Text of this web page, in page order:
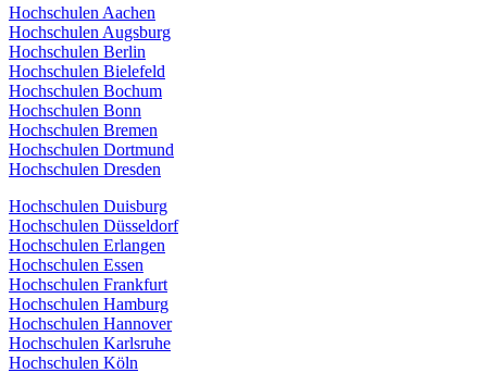
Hochschulen Aachen
Hochschulen Augsburg
Hochschulen Berlin
Hochschulen Bielefeld
Hochschulen Bochum
Hochschulen Bonn
Hochschulen Bremen
Hochschulen Dortmund
Hochschulen Dresden
Hochschulen Duisburg
Hochschulen Düsseldorf
Hochschulen Erlangen
Hochschulen Essen
Hochschulen Frankfurt
Hochschulen Hamburg
Hochschulen Hannover
Hochschulen Karlsruhe
Hochschulen Köln